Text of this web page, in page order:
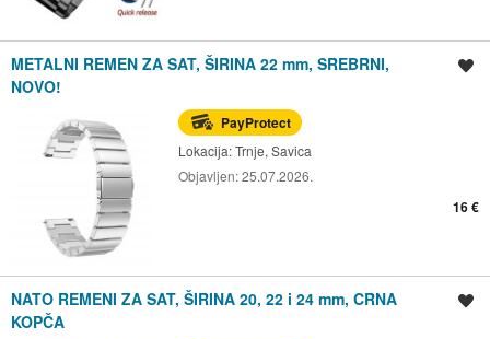
METALNI REMEN ZA SAT, ŠIRINA 22 mm, SREBRNI,
NOVO!
PayProtect
Lokacija:Trnje, Savica
Objavljen:25.07.2026.
16 €
NATO REMENI ZA SAT, ŠIRINA 20, 22 i 24 mm, CRNA
KOPČA